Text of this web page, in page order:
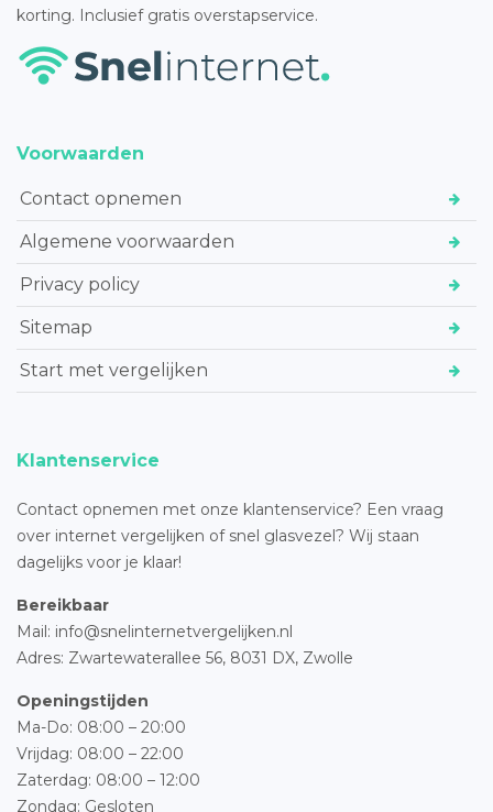
korting. Inclusief gratis overstapservice.
Voorwaarden
Contact opnemen
Algemene voorwaarden
Privacy policy
Sitemap
Start met vergelijken
Klantenservice
Contact opnemen met onze klantenservice? Een vraag
over internet vergelijken of snel glasvezel? Wij staan
dagelijks voor je klaar!
Bereikbaar
Mail: info@snelinternetvergelijken.nl
Adres: Zwartewaterallee 56, 8031 DX, Zwolle
Openingstijden
Ma-Do: 08:00 – 20:00
Vrijdag: 08:00 – 22:00
Zaterdag: 08:00 – 12:00
Zondag: Gesloten